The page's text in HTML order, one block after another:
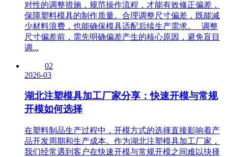
对性的调整措施，规范操作流程，才能有效修正偏差，
保障塑料模具的制作质量。合理调整尺寸偏差，既能减
少材料浪费，也能确保模具适配后续生产需求。 调整
尺寸偏差前，需先明确偏差产生的核心原因，避免盲目
调...
02
2026-03
湖北注塑模具加工厂家分享：快速开模与常规
开模如何选择
在塑料制品生产过程中，开模方式的选择直接影响着产
品开发周期和生产成本。作为湖北注塑模具加工厂家，
我们经常遇到客户在快速开模与常规开模之间难以抉择